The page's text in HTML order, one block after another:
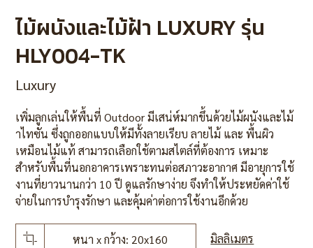
ไม้ผนังและไม้ฝ้า LUXURY รุ่น
HLY004-TK
Luxury
เพิ่มลูกเล่นให้พื้นที่ Outdoor มีเสน่ห์มากขึ้นด้วยไม้ผนังและไม้
าไทซัน ซึ่งถูกออกแบบให้มีทั้งลายเรียบ ลายไม้ และ พื้นผิว
เหมือนไม้แท้ สามารถเลือกใช้ตามสไตล์ที่ต้องการ เหมาะ
สำหรับพื้นที่นอกอาคารเพราะทนต่อสภาวะอากาศ มีอายุการใช้
งานที่ยาวนานกว่า 10 ปี ดูแลรักษาง่าย จึงทำให้ประหยัดค่าใช้
จ่ายในการบำรุงรักษา และคุ้มค่าต่อการใช้งานอีกด้วย
หนา x กว้าง: 20x160 มิลลิเมตร